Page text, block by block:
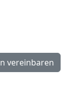
vereinbaren